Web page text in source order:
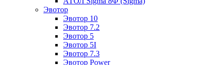
Эвотор
Эвотор 10
Эвотор 7.2
Эвотор 5
Эвотор 5I
Эвотор 7.3
Эвотор Power